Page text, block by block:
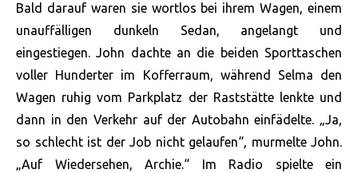
Bald darauf waren sie wortlos bei ihrem Wagen, einem
unauffälligen dunkeln Sedan, angelangt und
eingestiegen. John dachte an die beiden Sporttaschen
voller Hunderter im Kofferraum, während Selma den
Wagen ruhig vom Parkplatz der Raststätte lenkte und
dann in den Verkehr auf der Autobahn einfädelte. „Ja,
so schlecht ist der Job nicht gelaufen“, murmelte John.
„Auf Wiedersehen, Archie.“ Im Radio spielte ein